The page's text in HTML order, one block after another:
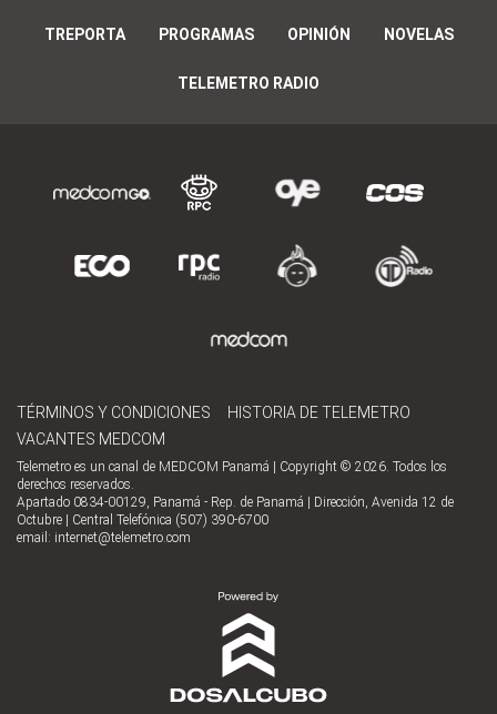
TREPORTA PROGRAMAS OPINIÓN NOVELAS
TELEMETRO RADIO
TÉRMINOS Y CONDICIONES
HISTORIA DE TELEMETRO
VACANTES MEDCOM
Telemetro es un canal de MEDCOM Panamá | Copyright © 2026. Todos los
derechos reservados.
Apartado 0834-00129, Panamá - Rep. de Panamá | Dirección, Avenida 12 de
Octubre | Central Telefónica (507) 390-6700
email: internet@telemetro.com